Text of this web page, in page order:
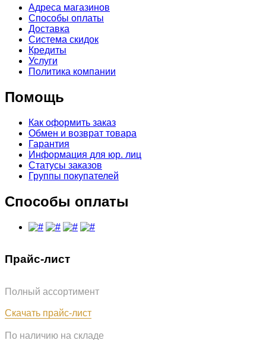
Адреса магазинов
Способы оплаты
Доставка
Система скидок
Кредиты
Услуги
Политика компании
Помощь
Как оформить заказ
Обмен и возврат товара
Гарантия
Информация для юр. лиц
Статусы заказов
Группы покупателей
Способы оплаты
Прайс-лист
Полный ассортимент
Скачать прайс-лист
По наличию на складе